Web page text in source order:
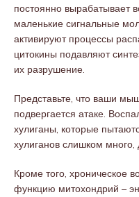
постоянно вырабатывает
маленькие сигнальные
активируют процессы
цитокины подавляют
их разрушение.
Представьте, что ваши
подвергается атаке.
хулиганы, которые
хулиганов слишком
Кроме того, хроническое
функцию митохондрий –